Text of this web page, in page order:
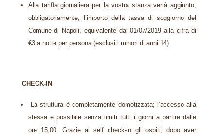
Alla tariffa giornaliera per la vostra stanza verrà aggiunto,
obbligatoriamente, l’importo della tassa di soggiorno del
Comune di Napoli, equivalente dal 01/07/2019 alla cifra di
€3 a notte per persona (esclusi i minori di anni 14)
CHECK-IN
La struttura è completamente domotizzata; l’accesso alla
stessa è possibile senza limiti tutti i giorni a partire dalle
ore 15,00. Grazie al self check-in gli ospiti, dopo aver